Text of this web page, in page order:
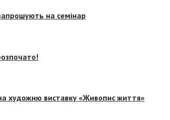
на семінар
художню виставку «Живопис життя»